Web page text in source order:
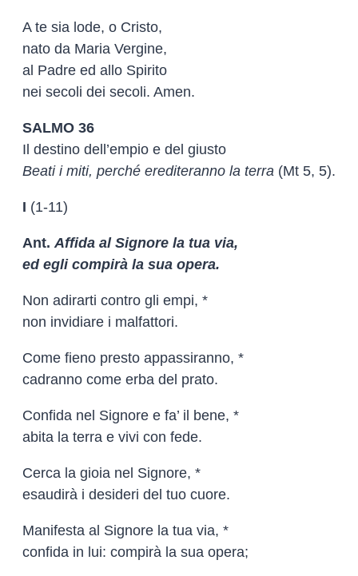
A te sia lode, o Cristo,
nato da Maria Vergine,
al Padre ed allo Spirito
nei secoli dei secoli. Amen.
SALMO 36
Il destino dell’empio e del giusto
Beati i miti, perché erediteranno la terra (Mt 5, 5).
I (1-11)
Ant. Affida al Signore la tua via,
ed egli compirà la sua opera.
Non adirarti contro gli empi, *
non invidiare i malfattori.
Come fieno presto appassiranno, *
cadranno come erba del prato.
Confida nel Signore e fa’ il bene, *
abita la terra e vivi con fede.
Cerca la gioia nel Signore, *
esaudirà i desideri del tuo cuore.
Manifesta al Signore la tua via, *
confida in lui: compirà la sua opera;